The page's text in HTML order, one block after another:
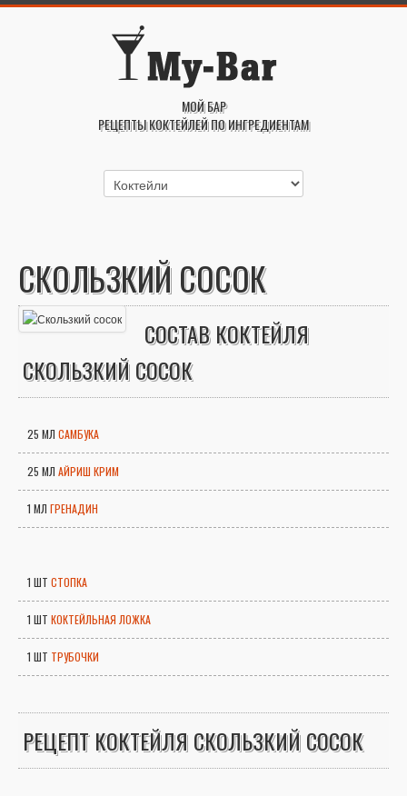
МОЙ БАР
РЕЦЕПТЫ КОКТЕЙЛЕЙ ПО ИНГРЕДИЕНТАМ
СКОЛЬЗКИЙ СОСОК
СОСТАВ КОКТЕЙЛЯ
СКОЛЬЗКИЙ СОСОК
25 МЛ САМБУКА
25 МЛ АЙРИШ КРИМ
1 МЛ ГРЕНАДИН
1 ШТ СТОПКА
1 ШТ КОКТЕЙЛЬНАЯ ЛОЖКА
1 ШТ ТРУБОЧКИ
РЕЦЕПТ КОКТЕЙЛЯ СКОЛЬЗКИЙ СОСОК